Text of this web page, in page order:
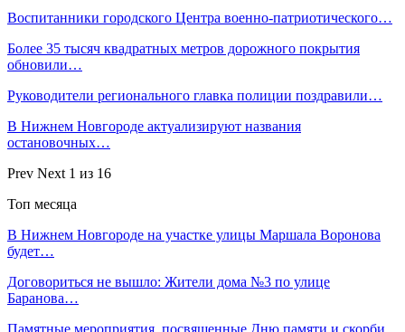
Воспитанники городского Центра военно-патриотического…
Более 35 тысяч квадратных метров дорожного покрытия
обновили…
Руководители регионального главка полиции поздравили…
В Нижнем Новгороде актуализируют названия
остановочных…
Prev Next 1 из 16
Топ месяца
В Нижнем Новгороде на участке улицы Маршала Воронова
будет…
Договориться не вышло: Жители дома №3 по улице
Баранова…
Памятные мероприятия, посвященные Дню памяти и скорби,